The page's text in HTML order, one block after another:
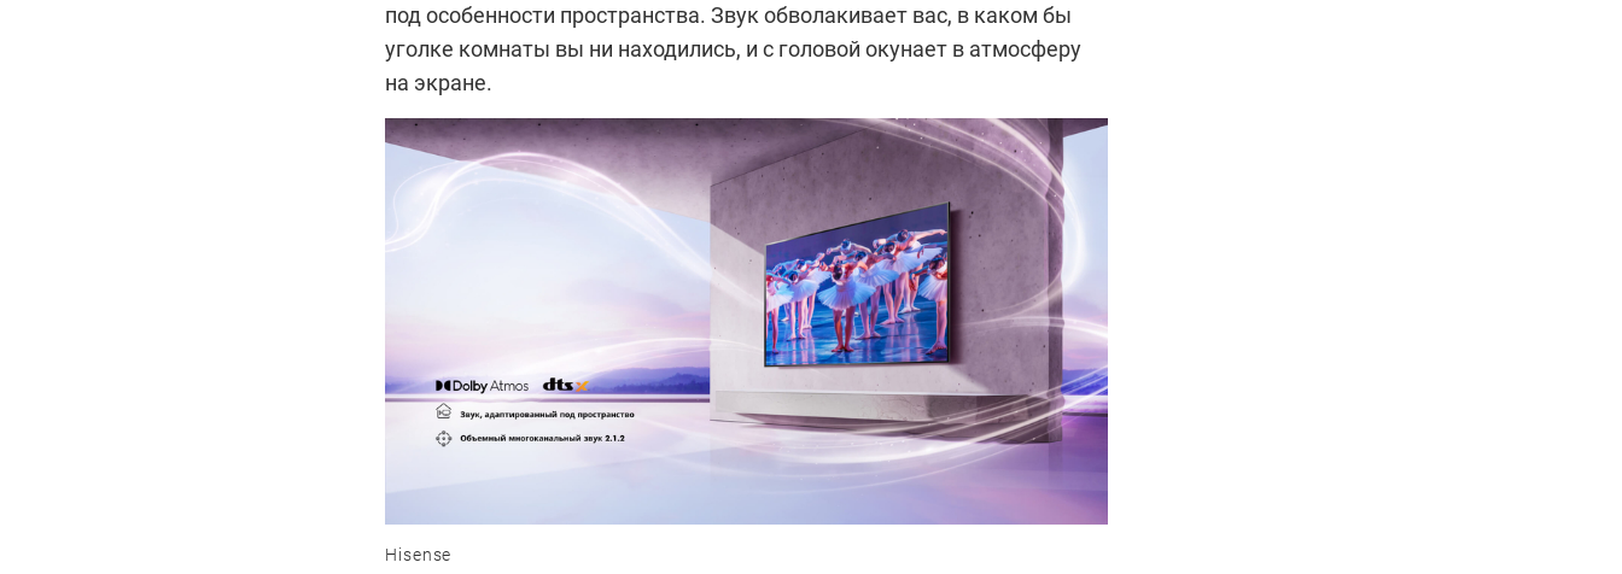
под особенности пространства. Звук обволакивает вас, в каком бы
уголке комнаты вы ни находились, и с головой окунает в атмосферу
на экране.
Hisense